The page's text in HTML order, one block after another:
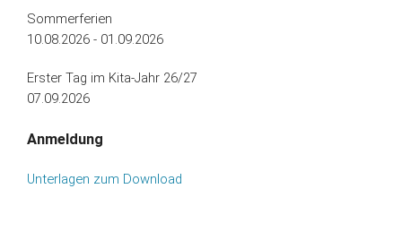
Sommerferien
10.08.2026 - 01.09.2026
Erster Tag im Kita-Jahr 26/27
07.09.2026
Anmeldung
Unterlagen zum Download